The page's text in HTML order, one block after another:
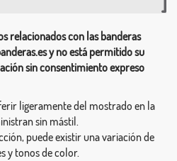
relacionados con las banderas
y no está permitido su
sin consentimiento expreso
ligeramente del mostrado en la
sin mástil.
puede existir una variación de
y tonos de color.